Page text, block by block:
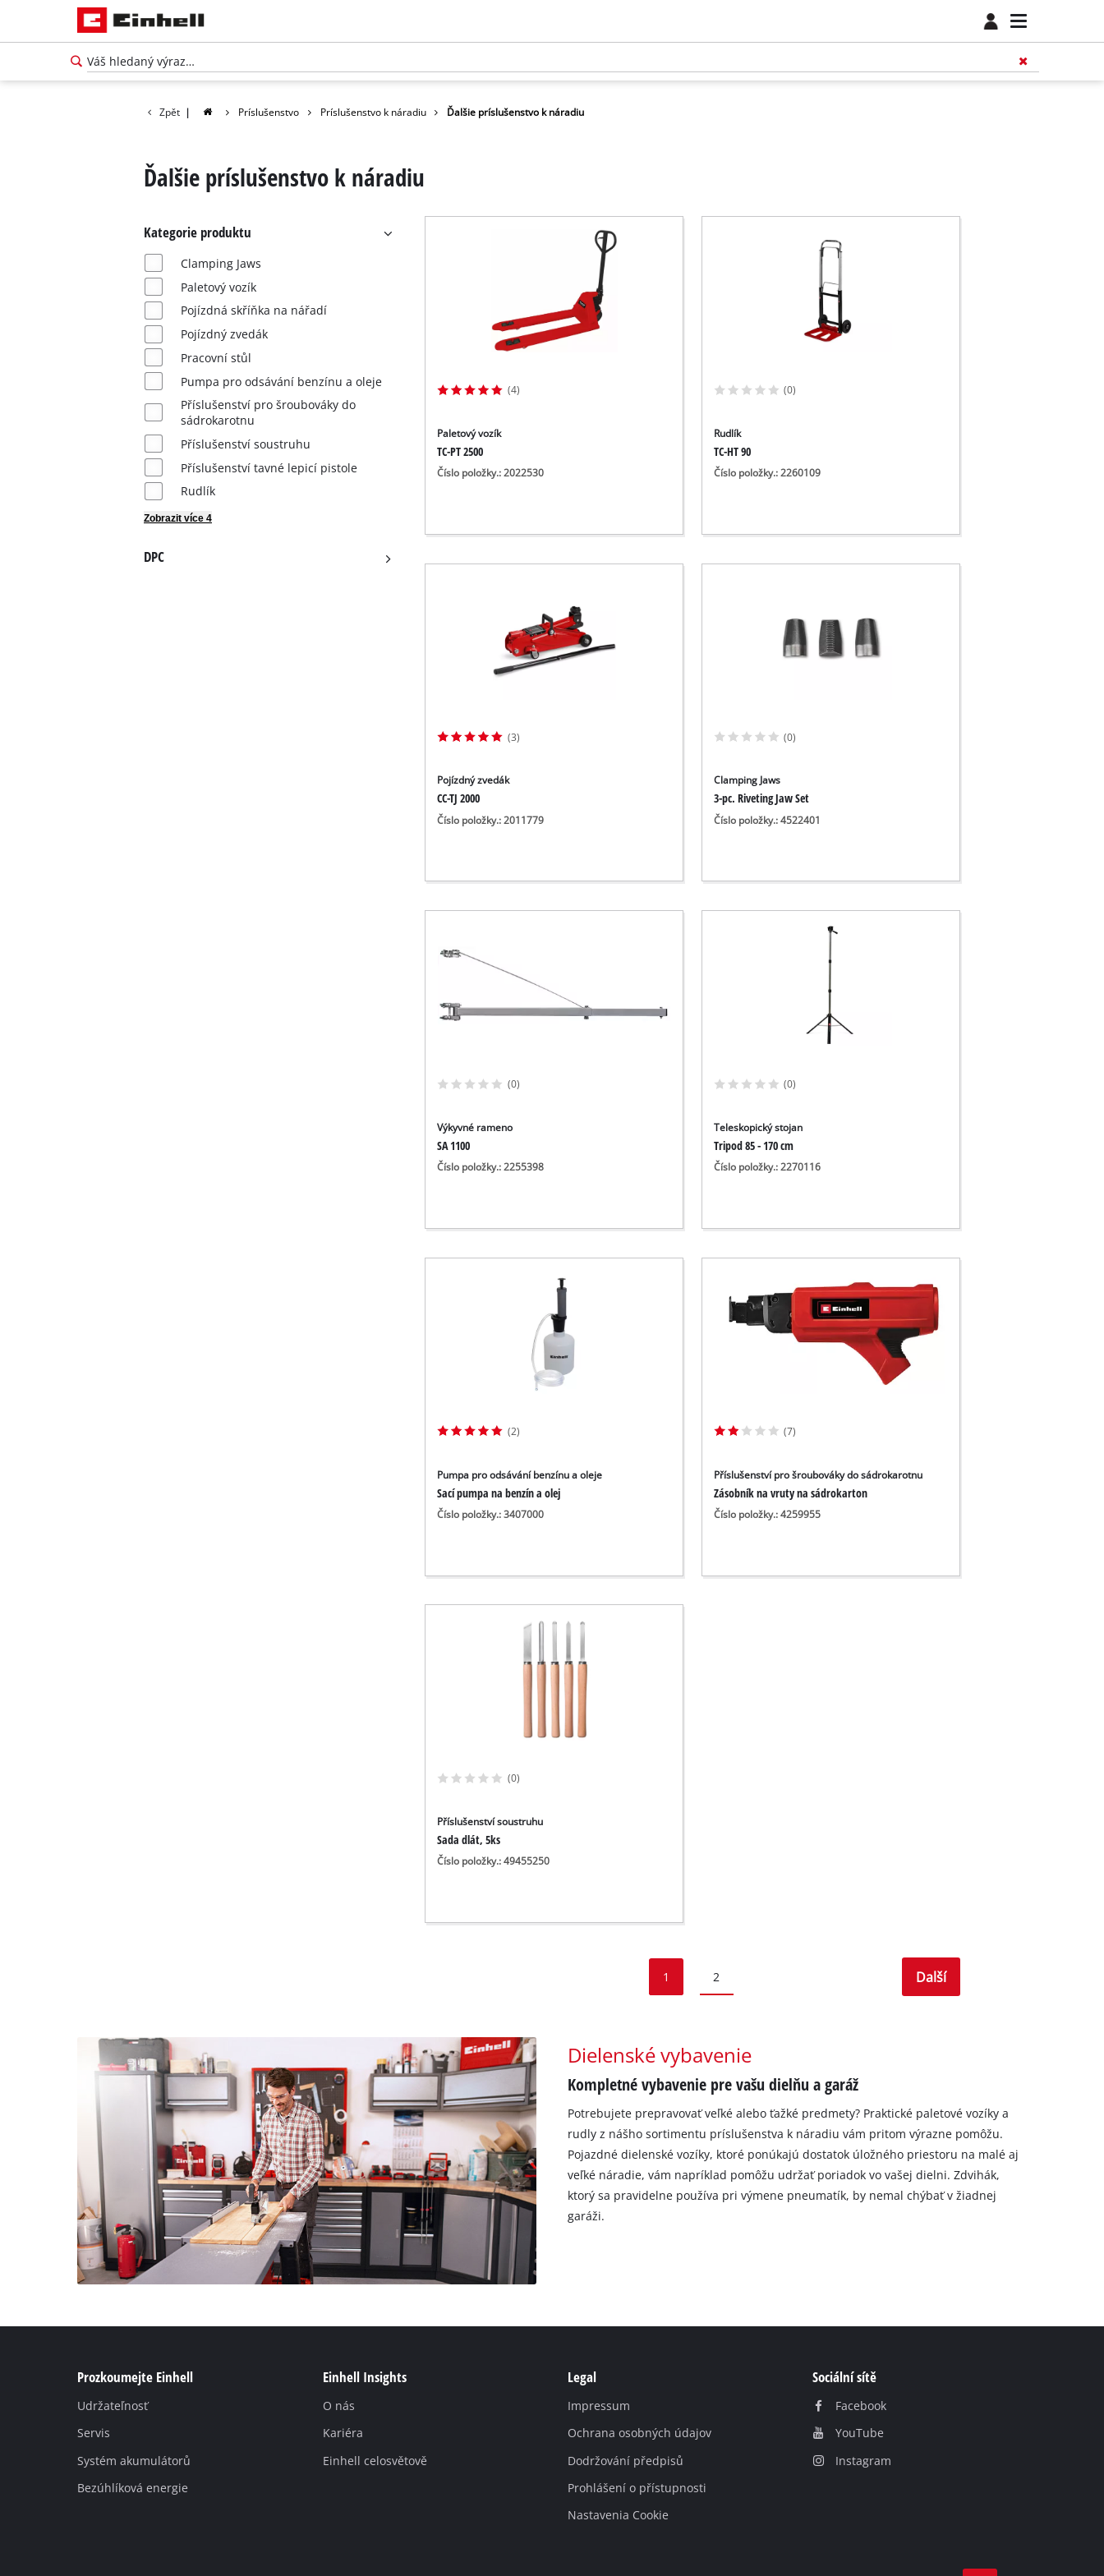
Zpět | Príslušenstvo Príslušenstvo k náradiu Ďalšie príslušenstvo k náradiu
Ďalšie príslušenstvo k náradiu
Kategorie produktu
Clamping Jaws
Paletový vozík
Pojízdná skříňka na nářadí
Pojízdný zvedák
Pracovní stůl
Pumpa pro odsávání benzínu a oleje
Příslušenství pro šroubováky do
sádrokarotnu
Příslušenství soustruhu
Příslušenství tavné lepicí pistole
Rudlík
Zobrazit více 4
DPC
(4)
Paletový vozík
TC-PT 2500
Číslo položky.: 2022530
(0)
Rudlík
TC-HT 90
Číslo položky.: 2260109
(3)
Pojízdný zvedák
CC-TJ 2000
Číslo položky.: 2011779
(0)
Clamping Jaws
3-pc. Riveting Jaw Set
Číslo položky.: 4522401
(0)
Výkyvné rameno
SA 1100
Číslo položky.: 2255398
(0)
Teleskopický stojan
Tripod 85 - 170 cm
Číslo položky.: 2270116
(2)
Pumpa pro odsávání benzínu a oleje
Sací pumpa na benzín a olej
Číslo položky.: 3407000
(7)
Příslušenství pro šroubováky do sádrokarotnu
Zásobník na vruty na sádrokarton
Číslo položky.: 4259955
(0)
Příslušenství soustruhu
Sada dlát, 5ks
Číslo položky.: 49455250
1 2 Další
Dielenské vybavenie
Kompletné vybavenie pre vašu dielňu a garáž
Potrebujete prepravovať veľké alebo ťažké predmety? Praktické paletové vozíky a
rudly z nášho sortimentu príslušenstva k náradiu vám pritom výrazne pomôžu.
Pojazdné dielenské vozíky, ktoré ponúkajú dostatok úložného priestoru na malé aj
veľké náradie, vám napríklad pomôžu udržať poriadok vo vašej dielni. Zdvihák,
ktorý sa pravidelne používa pri výmene pneumatík, by nemal chýbať v žiadnej
garáži.
Prozkoumejte Einhell
Udržateľnosť
Servis
Systém akumulátorů
Bezúhlíková energie
Einhell Insights
O nás
Kariéra
Einhell celosvětově
Legal
Impressum
Ochrana osobných údajov
Dodržování předpisů
Prohlášení o přístupnosti
Nastavenia Cookie
Sociální sítě
Facebook
YouTube
Instagram